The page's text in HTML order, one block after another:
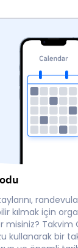
kılmak için
Takvim
kullanarak bir